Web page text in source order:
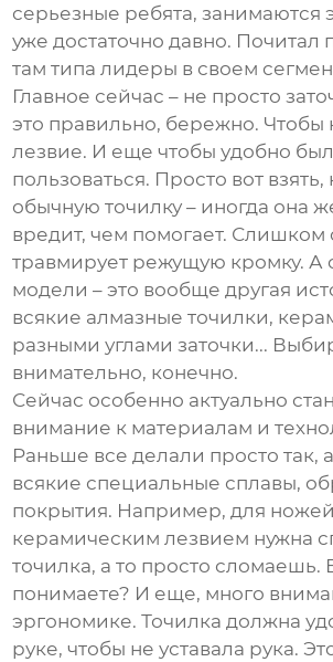
серьезные ребята, занимаются
уже достаточно давно. Почитал
там типа лидеры в своем
Главное сейчас – не просто
это правильно, бережно. Чтобы
лезвие. И еще чтобы удобно
пользоваться. Просто вот
обычную точилку – иногда она
вредит, чем помогает. Слишком
травмирует режущую кромку. А
модели – это вообще другая
всякие алмазные точилки,
разными углами заточки...
внимательно, конечно.
Сейчас особенно актуально
внимание к материалам и
Раньше все делали просто так,
всякие специальные сплавы,
покрытия. Например, для
керамическим лезвием нужна
точилка, а то просто сломаешь.
понимаете? И еще, много
эргономике. Точилка должна
руке, чтобы не уставала рука.